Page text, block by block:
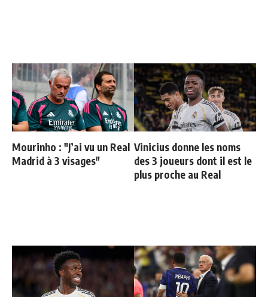
Mourinho : "J’ai vu un Real
Madrid à 3 visages"
Vinicius donne les noms
des 3 joueurs dont il est le
plus proche au Real